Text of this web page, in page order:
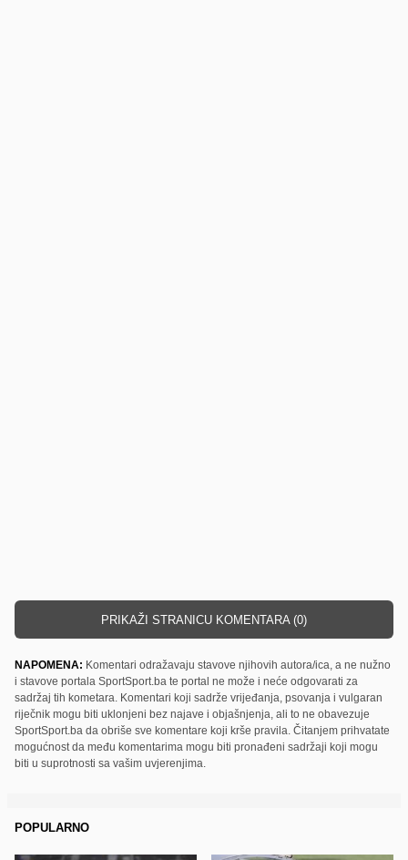
PRIKAŽI STRANICU KOMENTARA (0)
NAPOMENA: Komentari odražavaju stavove njihovih autora/ica, a ne nužno
i stavove portala SportSport.ba te portal ne može i neće odgovarati za
sadržaj tih kometara. Komentari koji sadrže vrijeđanja, psovanja i vulgaran
riječnik mogu biti uklonjeni bez najave i objašnjenja, ali to ne obavezuje
SportSport.ba da obriše sve komentare koji krše pravila. Čitanjem prihvatate
mogućnost da među komentarima mogu biti pronađeni sadržaji koji mogu
biti u suprotnosti sa vašim uvjerenjima.
POPULARNO